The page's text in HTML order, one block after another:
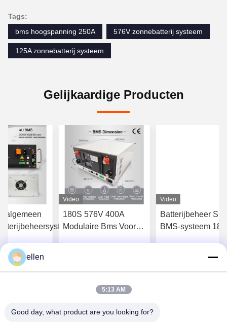
Tags:
bms hoogspanning 250A
576V zonnebatterij systeem
125A zonnebatterij systeem
Gelijkaardige Producten
algemeen
Beste Prijs
Video
180S 576V 400A
Modulaire Bms Voor
Video
Batterijbeheer
BMS-systeem
opslag in PV-
ellen
5:13 AM
Good day, what product are you looking for?